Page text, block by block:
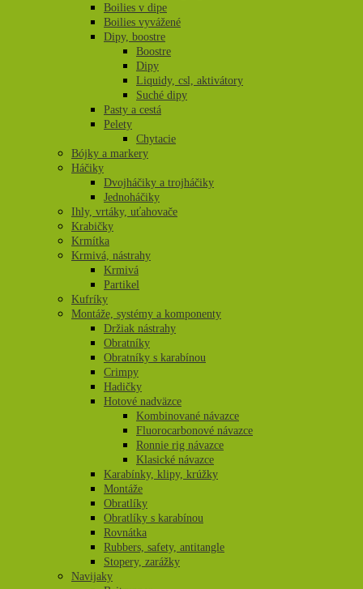
Boilies v dipe
Boilies vyvážené
Dipy, boostre
Boostre
Dipy
Liquidy, csl, aktivátory
Suché dipy
Pasty a cestá
Pelety
Chytacie
Bójky a markery
Háčiky
Dvojháčiky a trojháčiky
Jednoháčiky
Ihly, vrtáky, uťahovače
Krabičky
Krmítka
Krmivá, nástrahy
Krmivá
Partikel
Kufríky
Montáže, systémy a komponenty
Držiak nástrahy
Obratníky
Obratníky s karabínou
Crimpy
Hadičky
Hotové nadväzce
Kombinované návazce
Fluorocarbonové návazce
Ronnie rig návazce
Klasické návazce
Karabínky, klipy, krúžky
Montáže
Obratlíky
Obratlíky s karabínou
Rovnátka
Rubbers, safety, antitangle
Stopery, zarážky
Navijaky